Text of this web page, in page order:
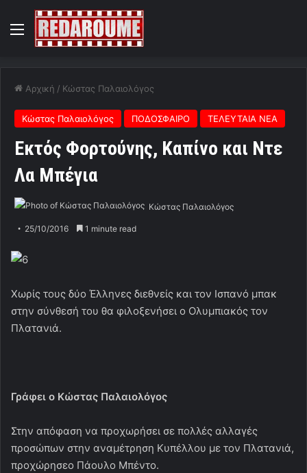
Menu
Αρχική / Κώστας Παλαιολόγος
Κώστας Παλαιολόγος ΠΟΔΟΣΦΑΙΡΟ ΤΕΛΕΥΤΑΙΑ ΝΕΑ
Εκτός Φορτούνης, Καπίνο και Ντε
Λα Μπέγια
Κώστας Παλαιολόγος
25/10/2016 1 minute read
Χωρίς τους δύο Έλληνες διεθνείς και τον Ισπανό μπακ
στην σύνθεσή του θα φιλοξενήσει ο Ολυμπιακός τον
Πλατανιά.
Γράφει ο Κώστας Παλαιολόγος
Στην απόφαση να προχωρήσει σε πολλές αλλαγές
προσώπων στην αναμέτρηση Κυπέλλου με τον Πλατανιά,
προχώρησεο Πάουλο Μπέντο.